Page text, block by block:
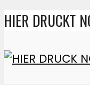
HIER DRUCKT